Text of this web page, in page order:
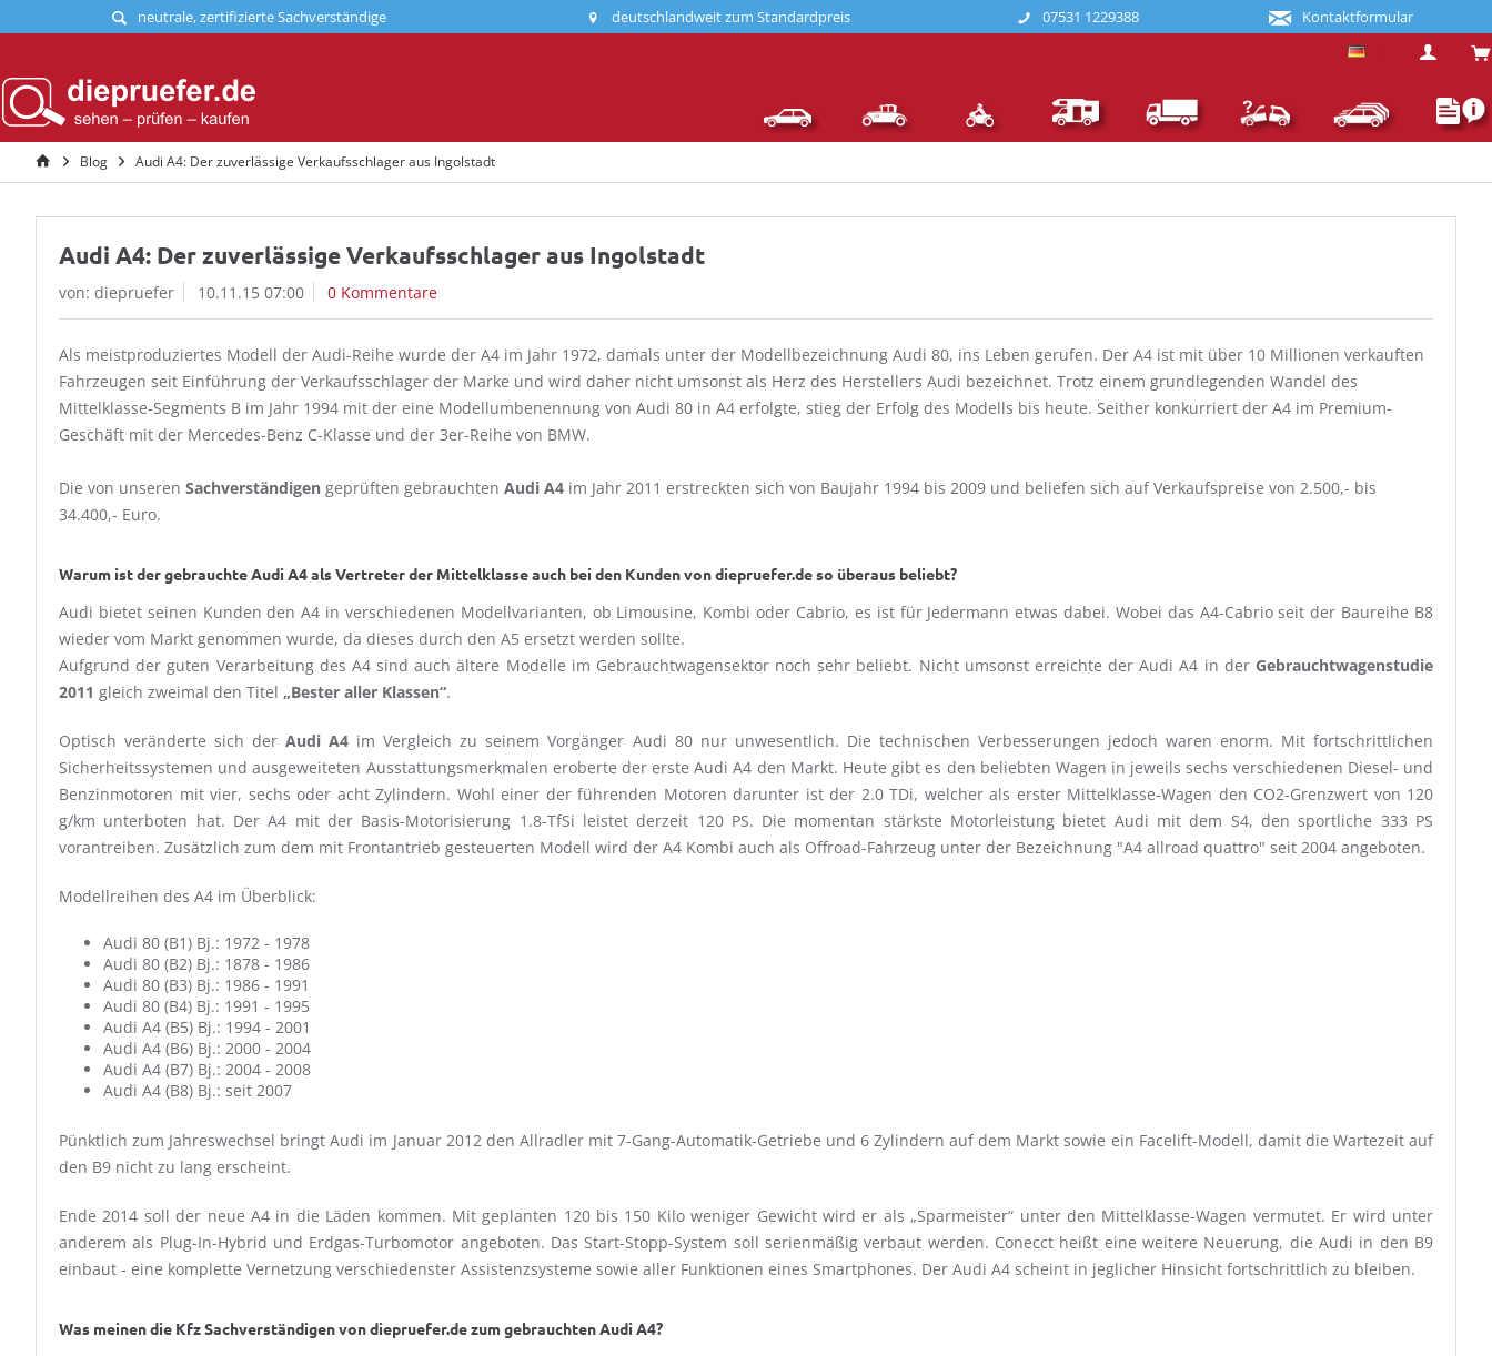
neutrale, zertifizierte Sachverständige deutschlandweit zum Standardpreis 07531 1229388 Kontaktformular
Deutsch
Blog Audi A4: Der zuverlässige Verkaufsschlager aus Ingolstadt
Audi A4: Der zuverlässige Verkaufsschlager aus Ingolstadt
von: diepruefer 10.11.15 07:00 0 Kommentare
Als meistproduziertes Modell der Audi-Reihe wurde der A4 im Jahr 1972, damals unter der Modellbezeichnung Audi 80, ins Leben gerufen. Der A4 ist mit über 10 Millionen verkauften
Fahrzeugen seit Einführung der Verkaufsschlager der Marke und wird daher nicht umsonst als Herz des Herstellers Audi bezeichnet. Trotz einem grundlegenden Wandel des
Mittelklasse-Segments B im Jahr 1994 mit der eine Modellumbenennung von Audi 80 in A4 erfolgte, stieg der Erfolg des Modells bis heute. Seither konkurriert der A4 im Premium-
Geschäft mit der Mercedes-Benz C-Klasse und der 3er-Reihe von BMW.
Die von unseren Sachverständigen geprüften gebrauchten Audi A4 im Jahr 2011 erstreckten sich von Baujahr 1994 bis 2009 und beliefen sich auf Verkaufspreise von 2.500,- bis
34.400,- Euro.
Warum ist der gebrauchte Audi A4 als Vertreter der Mittelklasse auch bei den Kunden von diepruefer.de so überaus beliebt?
Audi bietet seinen Kunden den A4 in verschiedenen Modellvarianten, ob Limousine, Kombi oder Cabrio, es ist für Jedermann etwas dabei. Wobei das A4-Cabrio seit der Baureihe B8
wieder vom Markt genommen wurde, da dieses durch den A5 ersetzt werden sollte.
Aufgrund der guten Verarbeitung des A4 sind auch ältere Modelle im Gebrauchtwagensektor noch sehr beliebt. Nicht umsonst erreichte der Audi A4 in der Gebrauchtwagenstudie
2011 gleich zweimal den Titel „Bester aller Klassen“.
Optisch veränderte sich derAudi A4 im Vergleich zu seinem Vorgänger Audi 80 nur unwesentlich. Die technischen Verbesserungen jedoch waren enorm. Mit fortschrittlichen
Sicherheitssystemen und ausgeweiteten Ausstattungsmerkmalen eroberte der erste Audi A4 den Markt. Heute gibt es den beliebten Wagen in jeweils sechs verschiedenen Diesel- und
Benzinmotoren mit vier, sechs oder acht Zylindern. Wohl einer der führenden Motoren darunter ist der 2.0 TDi, welcher als erster Mittelklasse-Wagen den CO2-Grenzwert von 120
g/km unterboten hat. Der A4 mit der Basis-Motorisierung 1.8-TfSi leistet derzeit 120 PS. Die momentan stärkste Motorleistung bietet Audi mit dem S4, den sportliche 333 PS
vorantreiben. Zusätzlich zum dem mit Frontantrieb gesteuerten Modell wird der A4 Kombi auch als Offroad-Fahrzeug unter der Bezeichnung "A4 allroad quattro" seit 2004 angeboten.
Modellreihen des A4 im Überblick:
Audi 80 (B1) Bj.: 1972 - 1978
Audi 80 (B2) Bj.: 1878 - 1986
Audi 80 (B3) Bj.: 1986 - 1991
Audi 80 (B4) Bj.: 1991 - 1995
Audi A4 (B5) Bj.: 1994 - 2001
Audi A4 (B6) Bj.: 2000 - 2004
Audi A4 (B7) Bj.: 2004 - 2008
Audi A4 (B8) Bj.: seit 2007
Pünktlich zum Jahreswechsel bringt Audi im Januar 2012 den Allradler mit 7-Gang-Automatik-Getriebe und 6 Zylindern auf dem Markt sowie ein Facelift-Modell, damit die Wartezeit auf
den B9 nicht zu lang erscheint.
Ende 2014 soll der neue A4 in die Läden kommen. Mit geplanten 120 bis 150 Kilo weniger Gewicht wird er als „Sparmeister“ unter den Mittelklasse-Wagen vermutet. Er wird unter
anderem als Plug-In-Hybrid und Erdgas-Turbomotor angeboten. Das Start-Stopp-System soll serienmäßig verbaut werden. Conecct heißt eine weitere Neuerung, die Audi in den B9
einbaut - eine komplette Vernetzung verschiedenster Assistenzsysteme sowie aller Funktionen eines Smartphones. Der Audi A4 scheint in jeglicher Hinsicht fortschrittlich zu bleiben.
Was meinen die Kfz Sachverständigen von diepruefer.de zum gebrauchten Audi A4?